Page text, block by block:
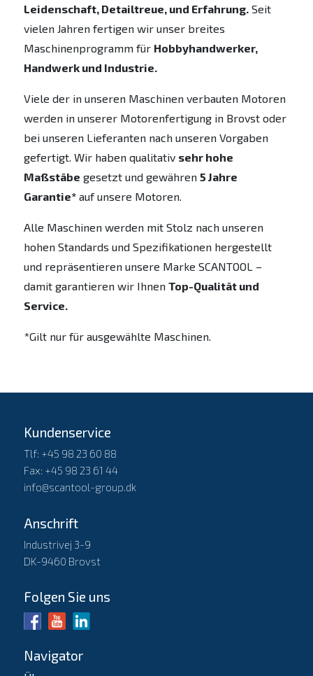
Leidenschaft, Detailtreue, und Erfahrung. Seit
vielen Jahren fertigen wir unser breites
Maschinenprogramm für Hobbyhandwerker,
Handwerk und Industrie.
Viele der in unseren Maschinen verbauten Motoren
werden in unserer Motorenfertigung in Brovst oder
bei unseren Lieferanten nach unseren Vorgaben
gefertigt. Wir haben qualitativ sehr hohe
Maßstäbe gesetzt und gewähren 5 Jahre
Garantie*auf unsere Motoren.
Alle Maschinen werden mit Stolz nach unseren
hohen Standards und Spezifikationen hergestellt
und repräsentieren unsere Marke SCANTOOL –
damit garantieren wir Ihnen Top-Qualität und
Service.
*Gilt nur für ausgewählte Maschinen.
Kundenservice
Tlf: +45 98 23 60 88
Fax: +45 98 23 61 44
info@scantool-group.dk
Anschrift
Industrivej 3-9
DK-9460 Brovst
Folgen Sie uns
Navigator